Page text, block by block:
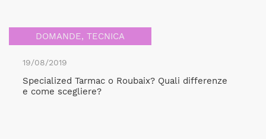
DOMANDE, TECNICA
19/08/2019
Specialized Tarmac o Roubaix? Quali differenze
e come scegliere?